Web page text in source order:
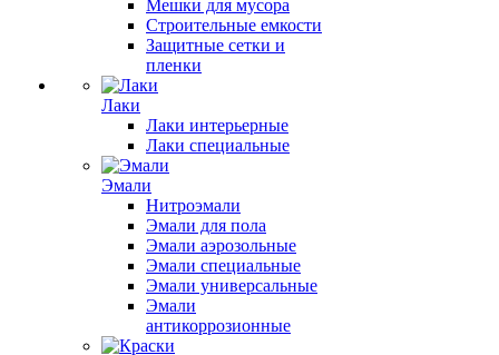
Мешки для мусора
Строительные емкости
Защитные сетки и
пленки
Лаки
Лаки интерьерные
Лаки специальные
Эмали
Нитроэмали
Эмали для пола
Эмали аэрозольные
Эмали специальные
Эмали универсальные
Эмали
антикоррозионные